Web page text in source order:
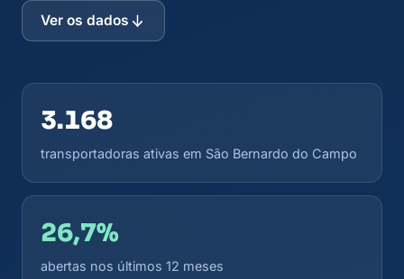
Ver os dados
3.168
transportadoras ativas em São Bernardo do Campo
26,7%
abertas nos últimos 12 meses